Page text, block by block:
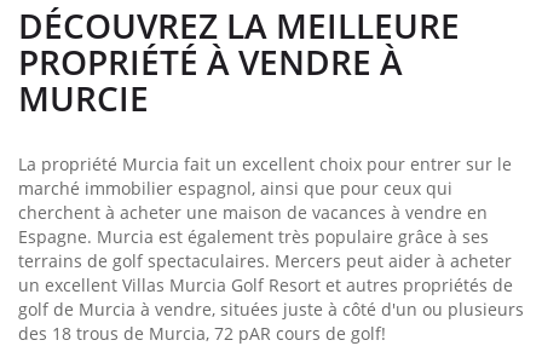
DÉCOUVREZ LA MEILLEURE
PROPRIÉTÉ À VENDRE À
MURCIE
La propriété Murcia fait un excellent choix pour entrer sur le
marché immobilier espagnol, ainsi que pour ceux qui
cherchent à acheter une maison de vacances à vendre en
Espagne. Murcia est également très populaire grâce à ses
terrains de golf spectaculaires. Mercers peut aider à acheter
un excellent Villas Murcia Golf Resort et autres propriétés de
golf de Murcia à vendre, situées juste à côté d'un ou plusieurs
des 18 trous de Murcia, 72 pAR cours de golf!